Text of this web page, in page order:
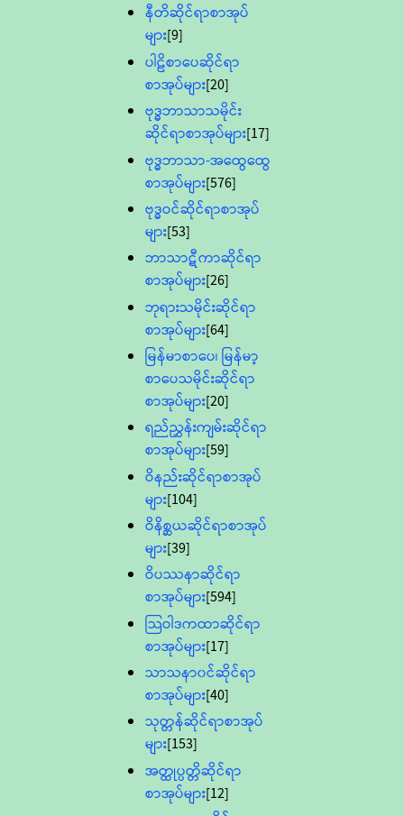
နီတိဆိုင်ရာစာအုပ်
များ[9]
ပါဠိစာပေဆိုင်ရာ
စာအုပ်များ[20]
ဗုဒ္ဓဘာသာသမိုင်း
ဆိုင်ရာစာအုပ်များ[17]
ဗုဒ္ဓဘာသာ-အထွေထွေ
စာအုပ်များ[576]
ဗုဒ္ဓဝင်ဆိုင်ရာစာအုပ်
များ[53]
ဘာသာဋီကာဆိုင်ရာ
စာအုပ်များ[26]
ဘုရားသမိုင်းဆိုင်ရာ
စာအုပ်များ[64]
မြန်မာစာပေ၊ မြန်မာ့
စာပေသမိုင်းဆိုင်ရာ
စာအုပ်များ[20]
ရည်ညွှန်းကျမ်းဆိုင်ရာ
စာအုပ်များ[59]
ဝိနည်းဆိုင်ရာစာအုပ်
များ[104]
ဝိနိစ္ဆယဆိုင်ရာစာအုပ်
များ[39]
ဝိပဿနာဆိုင်ရာ
စာအုပ်များ[594]
သြဝါဒကထာဆိုင်ရာ
စာအုပ်များ[17]
သာသနာ၀င်ဆိုင်ရာ
စာအုပ်များ[40]
သုတ္တန်ဆိုင်ရာစာအုပ်
များ[153]
အတ္ထုပ္ပတ္တိဆိုင်ရာ
စာအုပ်များ[12]